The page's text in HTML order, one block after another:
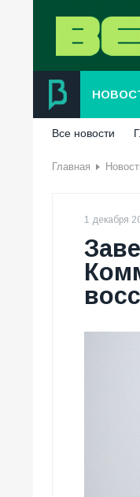
Все новости
Главная
1 декабря